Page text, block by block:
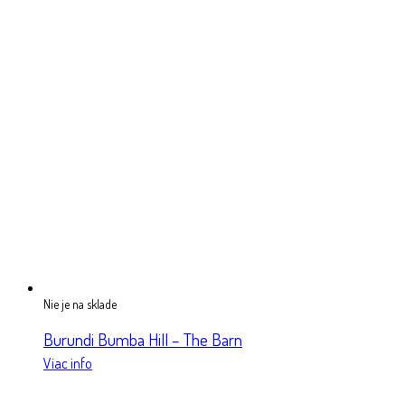
Nie je na sklade
Burundi Bumba Hill – The Barn
Viac info